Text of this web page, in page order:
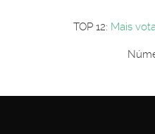
TOP 12: Mais